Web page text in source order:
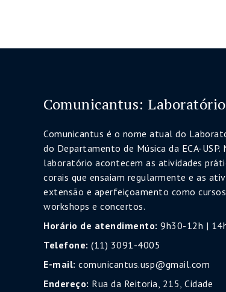
Comunicantus:
Comunicantus é o nome atual do
do Departamento de Música da ECA-USP.
laboratório acontecem as atividades
corais que ensaiam regularmente e as
extensão e aperfeiçoamento como cursos,
workshops e concertos.
Horário de atendimento: 9h30-12h |
Telefone: (11) 3091-4005
E-mail: comunicantus.usp@gmail.com
Endereço: Rua da Reitoria, 215, Cidade